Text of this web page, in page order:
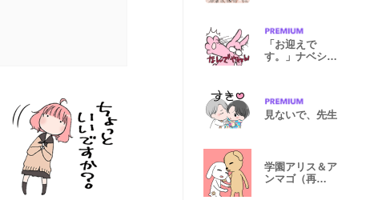
「お迎えで
す。」ナベシマ
見ないで、先生
学園アリス＆ア
ンマゴ（再